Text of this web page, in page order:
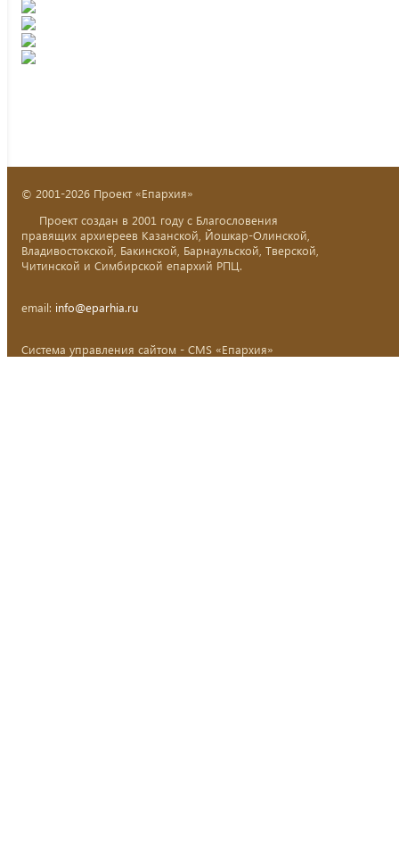
© 2001-2026 Проект «Епархия»
Проект создан в 2001 году с Благословения
правящих архиереев Казанской, Йошкар-Олинской,
Владивостокской, Бакинской, Барнаульской, Тверской,
Читинской и Симбирской епархий РПЦ.
email: info@eparhia.ru
Система управления сайтом - CMS «Епархия»